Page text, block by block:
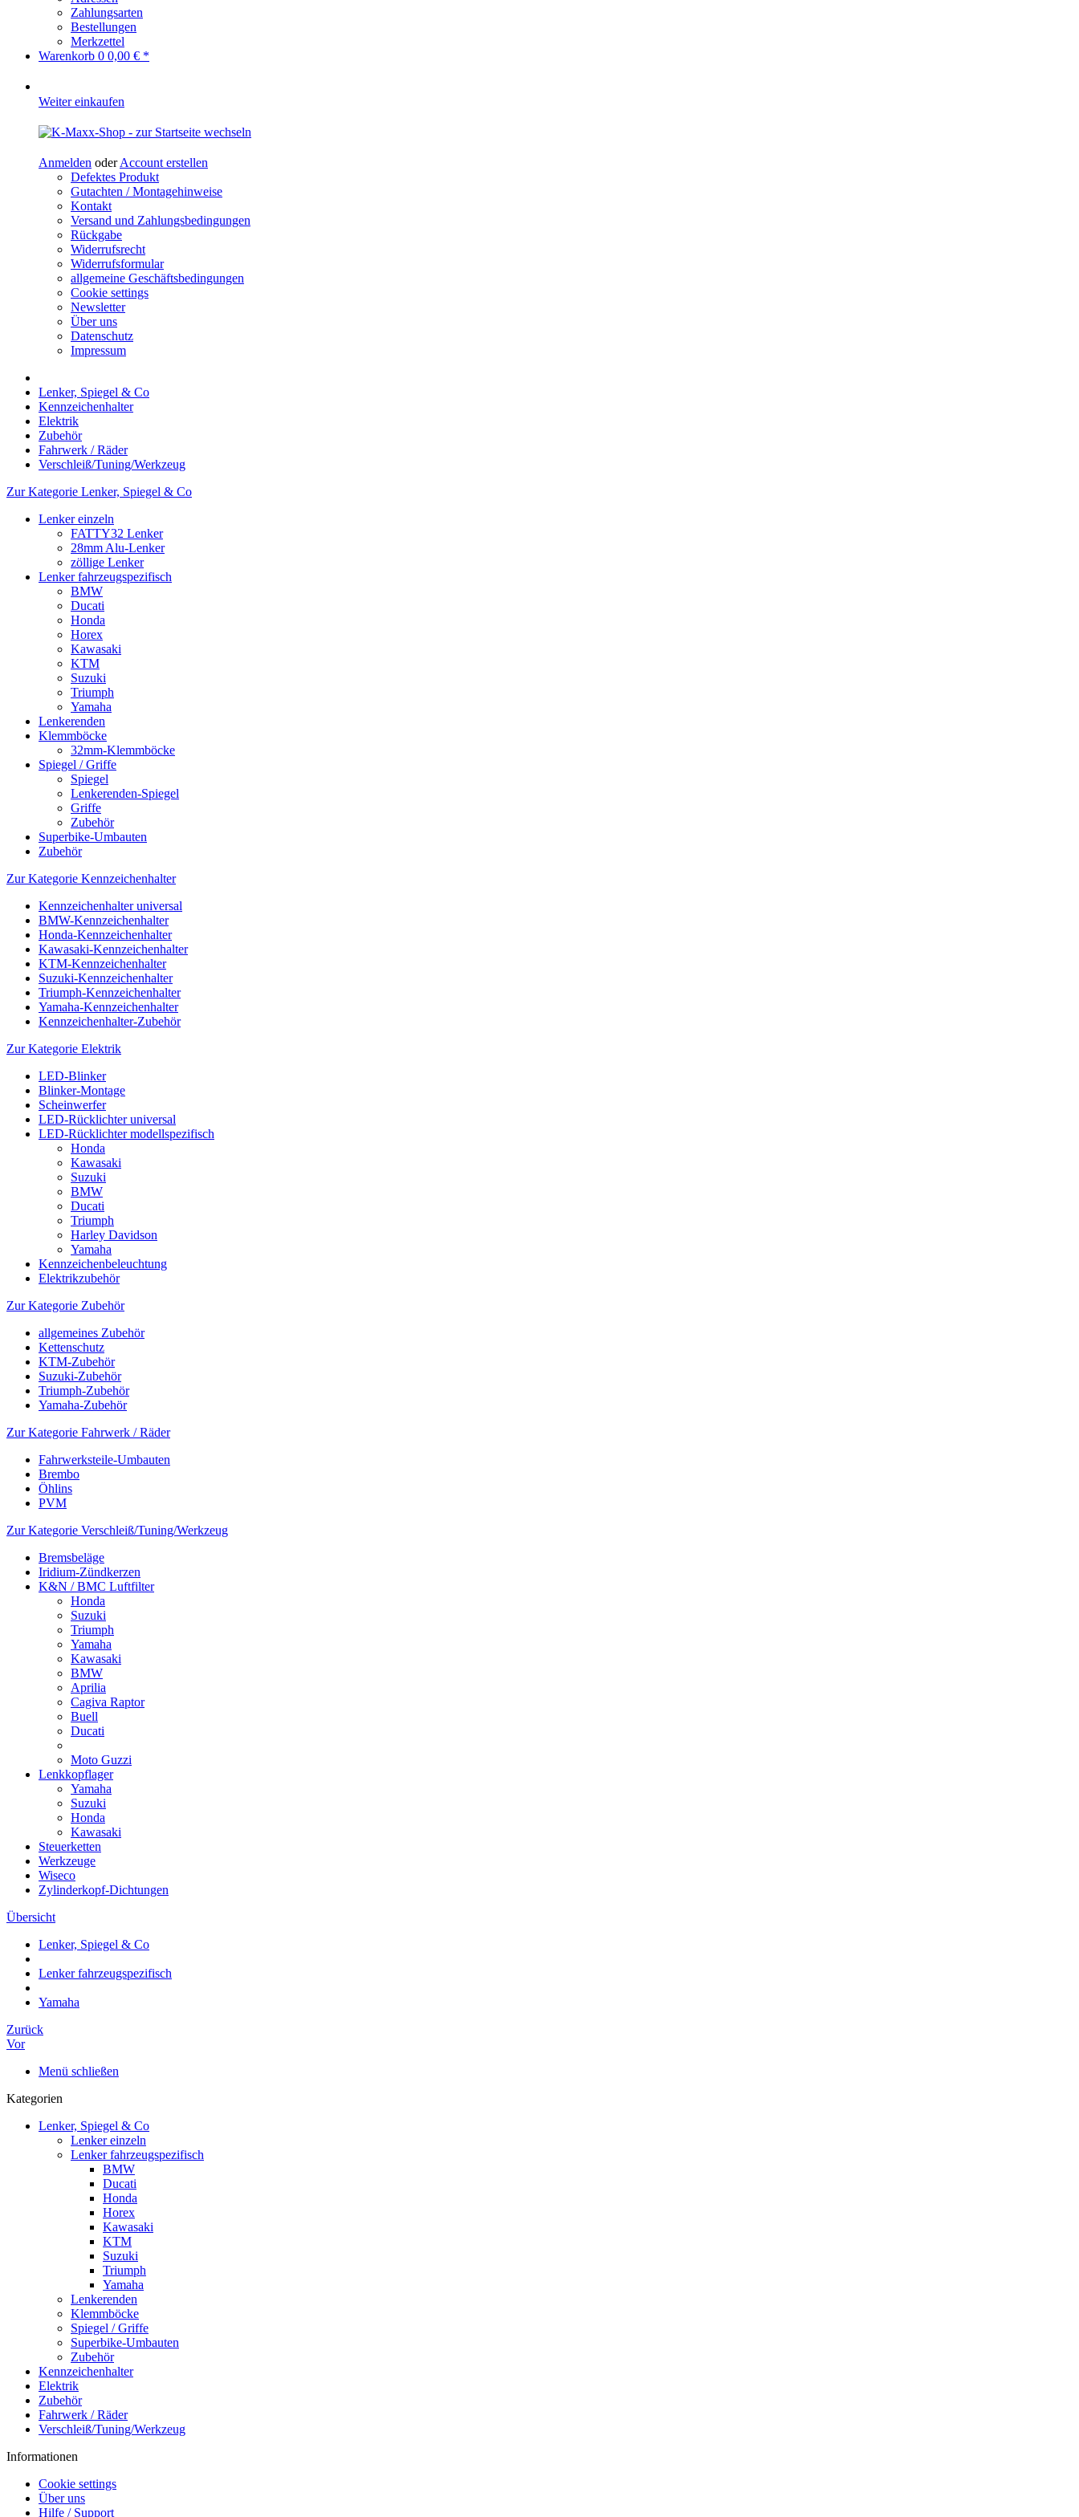
Zahlungsarten
Bestellungen
Merkzettel
Warenkorb 0 0,00 € *
Weiter einkaufen
Anmelden oderAccount erstellen
Defektes Produkt
Gutachten / Montagehinweise
Kontakt
Versand und Zahlungsbedingungen
Rückgabe
Widerrufsrecht
Widerrufsformular
allgemeine Geschäftsbedingungen
Cookie settings
Newsletter
Über uns
Datenschutz
Impressum
Lenker, Spiegel & Co
Kennzeichenhalter
Elektrik
Zubehör
Fahrwerk / Räder
Verschleiß/Tuning/Werkzeug
Zur Kategorie Lenker, Spiegel & Co
Lenker einzeln
FATTY32 Lenker
28mm Alu-Lenker
zöllige Lenker
Lenker fahrzeugspezifisch
BMW
Ducati
Honda
Horex
Kawasaki
KTM
Suzuki
Triumph
Yamaha
Lenkerenden
Klemmböcke
32mm-Klemmböcke
Spiegel / Griffe
Spiegel
Lenkerenden-Spiegel
Griffe
Zubehör
Superbike-Umbauten
Zubehör
Zur Kategorie Kennzeichenhalter
Kennzeichenhalter universal
BMW-Kennzeichenhalter
Honda-Kennzeichenhalter
Kawasaki-Kennzeichenhalter
KTM-Kennzeichenhalter
Suzuki-Kennzeichenhalter
Triumph-Kennzeichenhalter
Yamaha-Kennzeichenhalter
Kennzeichenhalter-Zubehör
Zur Kategorie Elektrik
LED-Blinker
Blinker-Montage
Scheinwerfer
LED-Rücklichter universal
LED-Rücklichter modellspezifisch
Honda
Kawasaki
Suzuki
BMW
Ducati
Triumph
Harley Davidson
Yamaha
Kennzeichenbeleuchtung
Elektrikzubehör
Zur Kategorie Zubehör
allgemeines Zubehör
Kettenschutz
KTM-Zubehör
Suzuki-Zubehör
Triumph-Zubehör
Yamaha-Zubehör
Zur Kategorie Fahrwerk / Räder
Fahrwerksteile-Umbauten
Brembo
Öhlins
PVM
Zur Kategorie Verschleiß/Tuning/Werkzeug
Bremsbeläge
Iridium-Zündkerzen
K&N / BMC Luftfilter
Honda
Suzuki
Triumph
Yamaha
Kawasaki
BMW
Aprilia
Cagiva Raptor
Buell
Ducati
Moto Guzzi
Lenkkopflager
Yamaha
Suzuki
Honda
Kawasaki
Steuerketten
Werkzeuge
Wiseco
Zylinderkopf-Dichtungen
Übersicht
Lenker, Spiegel & Co
Lenker fahrzeugspezifisch
Yamaha
Zurück
Vor
Menü schließen
Kategorien
Lenker, Spiegel & Co
Lenker einzeln
Lenker fahrzeugspezifisch
BMW
Ducati
Honda
Horex
Kawasaki
KTM
Suzuki
Triumph
Yamaha
Lenkerenden
Klemmböcke
Spiegel / Griffe
Superbike-Umbauten
Zubehör
Kennzeichenhalter
Elektrik
Zubehör
Fahrwerk / Räder
Verschleiß/Tuning/Werkzeug
Informationen
Cookie settings
Über uns
Hilfe / Support